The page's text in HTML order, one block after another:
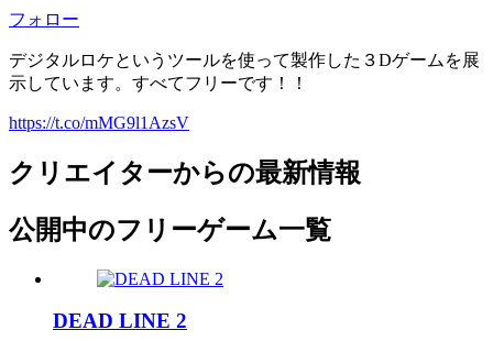
フォロー
デジタルロケというツールを使って製作した３Dゲームを展
示しています。すべてフリーです！！
https://t.co/mMG9l1AzsV
クリエイターからの最新情報
公開中のフリーゲーム一覧
DEAD LINE 2